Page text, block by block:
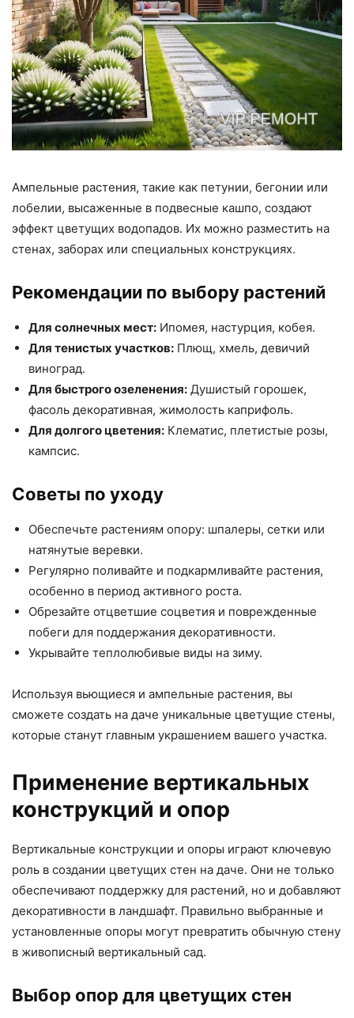
Ампельные растения, такие как петунии, бегонии или
лобелии, высаженные в подвесные кашпо, создают
эффект цветущих водопадов. Их можно разместить на
стенах, заборах или специальных конструкциях.
Рекомендации по выбору растений
Для солнечных мест: Ипомея, настурция, кобея.
Для тенистых участков: Плющ, хмель, девичий
виноград.
Для быстрого озеленения: Душистый горошек,
фасоль декоративная, жимолость каприфоль.
Для долгого цветения: Клематис, плетистые розы,
кампсис.
Советы по уходу
Обеспечьте растениям опору: шпалеры, сетки или
натянутые веревки.
Регулярно поливайте и подкармливайте растения,
особенно в период активного роста.
Обрезайте отцветшие соцветия и поврежденные
побеги для поддержания декоративности.
Укрывайте теплолюбивые виды на зиму.
Используя вьющиеся и ампельные растения, вы
сможете создать на даче уникальные цветущие стены,
которые станут главным украшением вашего участка.
Применение вертикальных
конструкций и опор
Вертикальные конструкции и опоры играют ключевую
роль в создании цветущих стен на даче. Они не только
обеспечивают поддержку для растений, но и добавляют
декоративности в ландшафт. Правильно выбранные и
установленные опоры могут превратить обычную стену
в живописный вертикальный сад.
Выбор опор для цветущих стен